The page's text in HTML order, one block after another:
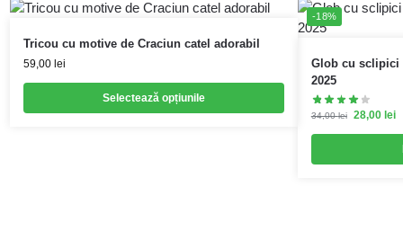
Tricou cu motive de Craciun catel adorabil
59,00 lei
Selectează opțiunile
-18%
Glob cu sclipici
2025
34,00lei 28,00 lei